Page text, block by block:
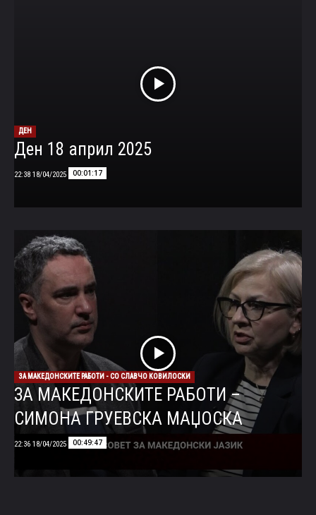
ДЕН
Ден 18 април 2025
00:01:17
18/04/2025 22:38
ЗА МАКЕДОНСКИТЕ РАБОТИ - СО СЛАВЧО КОВИЛОСКИ
ЗА МАКЕДОНСКИТЕ РАБОТИ –
СИМОНА ГРУЕВСКА МАЏОСКА
00:49:47
18/04/2025 22:36